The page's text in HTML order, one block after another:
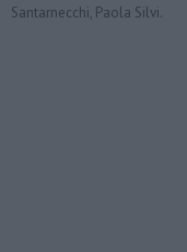
Santarnecchi, Paola Silvi.